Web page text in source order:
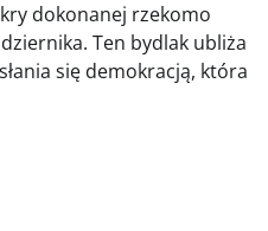
dokonanej rzekomo
Ten bydlak ubliża
się demokracją, która